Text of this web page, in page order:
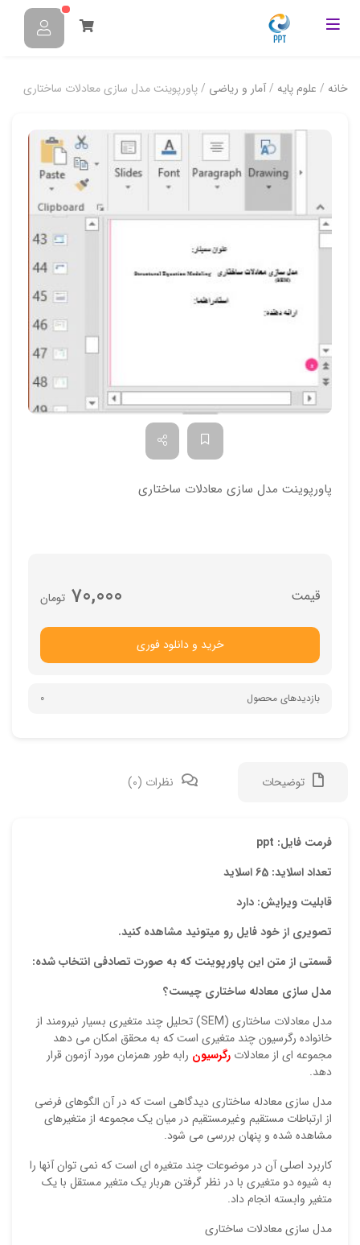
خانه / علوم پایه /آمار و ریاضی / پاورپوینت مدل سازی معادلات ساختاری
پاورپوینت مدل سازی معادلات ساختاری
تومان 70,000
خرید و دانلود فوری
بازدیدهای محصول 0
توضیحات نظرات (0)
فرمت فایل: ppt
تعداد اسلاید: 65 اسلاید
قابلیت ویرایش: دارد
تصویری از خود فایل رو میتونید مشاهده کنید.
قسمتی از متن این پاورپوینت که به صورت تصادفی انتخاب شده:
مدل سازی معادله ساختاری چیست؟
مدل معادلات ساختاری (SEM) تحلیل چند متغیری بسیار نیرومند از
خانواده رگرسیون چند متغیری است که به محقق امکان می دهد
مجموعه ای از معادلات رگرسیون رابه طور همزمان مورد آزمون قرار
دهد.
مدل سازی معادله ساختاری دیدگاهی است که در آن الگوهای فرضی
از ارتباطات مستقیم وغیرمستقیم در میان یک مجموعه از متغیرهای
مشاهده شده و پنهان بررسی می شود.
کاربرد اصلی آن در موضوعات چند متغیره ای است که نمی توان آنها را
به شیوه دو متغیری با در نظر گرفتن هربار یک متغیر مستقل با یک
متغیر وابسته انجام داد.
مدل سازی معادلات ساختاری